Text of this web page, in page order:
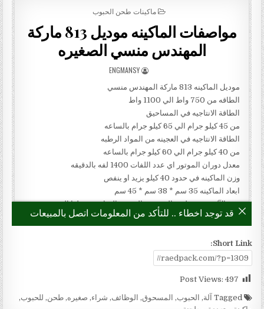
Short Link:
Post Views: 497
آلة, الحبوب, المسحوق, الوظائف, شراء, صغيره,طحن, للحبوب,